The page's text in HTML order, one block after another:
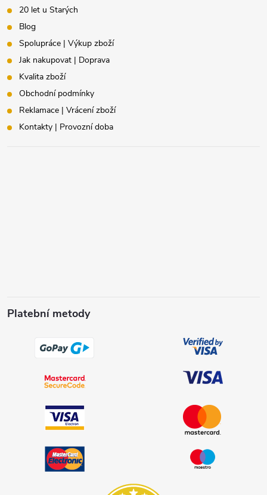
20 let u Starých
Blog
Spolupráce | Výkup zboží
Jak nakupovat | Doprava
Kvalita zboží
Obchodní podmínky
Reklamace | Vrácení zboží
Kontakty | Provozní doba
Platební metody